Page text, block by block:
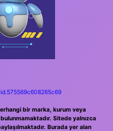
bir marka, kurum veya
Sitede yalnızca
Burada yer alan